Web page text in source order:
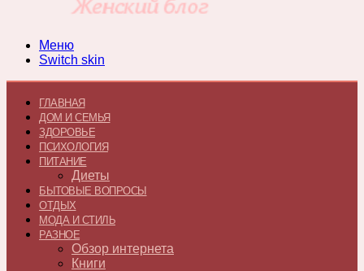
Меню
Switch skin
ГЛАВНАЯ
ДОМ И СЕМЬЯ
ЗДОРОВЬЕ
ПСИХОЛОГИЯ
ПИТАНИЕ
Диеты
БЫТОВЫЕ ВОПРОСЫ
ОТДЫХ
МОДА И СТИЛЬ
РАЗНОЕ
Обзор интернета
Книги